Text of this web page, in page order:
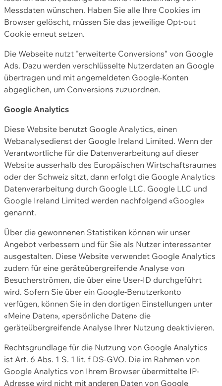
Messdaten wünschen. Haben Sie alle Ihre Cookies im
Browser gelöscht, müssen Sie das jeweilige Opt-out
Cookie erneut setzen.
Die Webseite nutzt "erweiterte Conversions" von Google
Ads. Dazu werden verschlüsselte Nutzerdaten an Google
übertragen und mit angemeldeten Google-Konten
abgeglichen, um Conversions zuzuordnen.
Google Analytics
Diese Website benutzt Google Analytics, einen
Webanalysedienst der Google Ireland Limited. Wenn der
Verantwortliche für die Datenverarbeitung auf dieser
Website ausserhalb des Europäischen Wirtschaftsraumes
oder der Schweiz sitzt, dann erfolgt die Google Analytics
Datenverarbeitung durch Google LLC. Google LLC und
Google Ireland Limited werden nachfolgend «Google»
genannt.
Über die gewonnenen Statistiken können wir unser
Angebot verbessern und für Sie als Nutzer interessanter
ausgestalten. Diese Website verwendet Google Analytics
zudem für eine geräteübergreifende Analyse von
Besucherströmen, die über eine User-ID durchgeführt
wird. Sofern Sie über ein Google-Benutzerkonto
verfügen, können Sie in den dortigen Einstellungen unter
«Meine Daten», «persönliche Daten» die
geräteübergreifende Analyse Ihrer Nutzung deaktivieren.
Rechtsgrundlage für die Nutzung von Google Analytics
ist Art. 6 Abs. 1 S. 1 lit. f DS-GVO. Die im Rahmen von
Google Analytics von Ihrem Browser übermittelte IP-
Adresse wird nicht mit anderen Daten von Google